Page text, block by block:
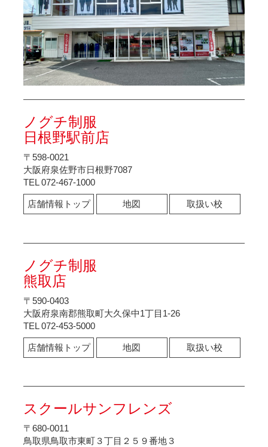
ノグチ制服
日根野駅前店
〒598-0021
大阪府泉佐野市日根野7087
TEL 072-467-1000
店舗情報トップ 地図 取扱い校
ノグチ制服
熊取店
〒590-0403
大阪府泉南郡熊取町大久保中1丁目1-26
TEL 072-453-5000
店舗情報トップ 地図 取扱い校
スクールサンフレンズ
〒680-0011
鳥取県鳥取市東町３丁目２５９番地３